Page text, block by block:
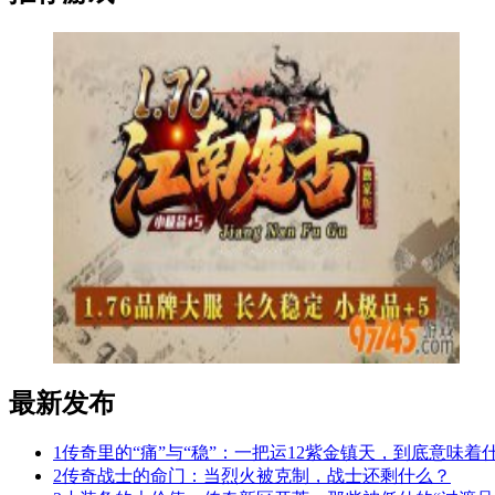
最新发布
1传奇里的“痛”与“稳”：一把运12紫金镇天，到底意味着
2传奇战士的命门：当烈火被克制，战士还剩什么？